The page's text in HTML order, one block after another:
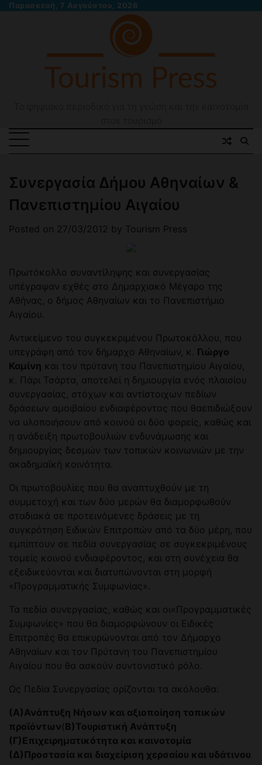
SkipΠαρασκευή, 7 Αυγούστου, 2026
Συνεργασία Δήμου Αθηναίων &
Πανεπιστημίου Αιγαίου
Posted on 27/03/2012 by Tourism Press
Πρωτόκολλο συναντίληψης και συνεργασίας
υπέγραψαν εχθές στο Δημαρχιακό Μέγαρο της
Αθήνας, ο δήμος Αθηναίων και το Πανεπιστήμιο
Αιγαίου.
Αντικείμενο του συγκεκριμένου Πρωτοκόλλου, που
υπεγράφη από τον δήμαρχο Αθηναίων, κ. Γιώργο
Καμίνη και τον πρύτανη του Πανεπιστημίου Αιγαίου,
κ. Πάρι Τσάρτα, αποτελεί η δημιουργία ενός πλαισίου
συνεργασίας, στόχων και αντίστοιχων πεδίων
δράσεων αμοιβαίου ενδιαφέροντος που θαεπιδιώξουν
να υλοποιήσουν από κοινού οι δύο φορείς, καθώς και
η ανάδειξη πρωτοβουλιών ενδυνάμωσης και
δημιουργίας δεσμών των τοπικών κοινωνιών με την
ακαδημαϊκή κοινότητα.
Οι πρωτοβουλίες που θα αναπτυχθούν με τη
συμμετοχή και των δύο μερών θα διαμορφωθούν
σταδιακά σε προτεινόμενες δράσεις με τη
συγκρότηση Ειδικών Επιτροπών από τα δύο μέρη, που
εμπίπτουν σε πεδία συνεργασίας σε συγκεκριμένους
τομείς κοινού ενδιαφέροντος, και στη συνέχεια θα
εξειδικεύονται και διατυπώνονται στη μορφή
«Προγραμματικής Συμφωνίας».
Τα πεδία συνεργασίας, καθώς και οι«Προγραμματικές
Συμφωνίες» που θα διαμορφώνουν οι Ειδικές
Επιτροπές θα επικυρώνονται από τον Δήμαρχο
Αθηναίων και τον Πρύτανη του Πανεπιστημίου
Αιγαίου που θα ασκούν συντονιστικό ρόλο.
Ως Πεδία Συνεργασίας ορίζονται τα ακόλουθα:
(Α)Ανάπτυξη Νήσων και αξιοποίηση τοπικών
προϊόντων(Β)Τουριστική Ανάπτυξη
(Γ)Επιχειρηματικότητα και καινοτομία
(Δ)Προστασία και διαχείριση χερσαίου και υδάτινου